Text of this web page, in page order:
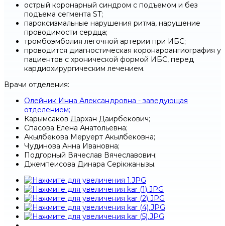
острый коронарный синдром с подъемом и без
подъема сегмента ST;
пароксизмальные нарушения ритма, нарушение
проводимости сердца;
тромбоэмболия легочной артерии при ИБС;
проводится диагностическая коронароангиография у
пациентов с хронической формой ИБС, перед
кардиохирургическим лечением.
Врачи отделения:
Олейник Инна Александровна - заведующая
отделением;
Карымсаков Дархан Даирбекович;
Спасова Елена Анатольевна;
Акылбекова Меруерт Акылбековна;
Чудинова Анна Ивановна;
Подгорный Вячеслав Вячеславович;
Джемпеисова Динара Серікжанқызы.